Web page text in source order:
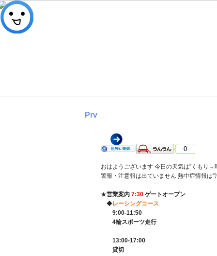
Prv
0
おはようございます 今日の天気は"くもり
警報・注意報は出ていません 熱中症情報は”
★営業案内 7:30 ゲートオープン
◆レーシングコース
9:00-11:50
4輪スポーツ走行
13:00-17:00
貸切